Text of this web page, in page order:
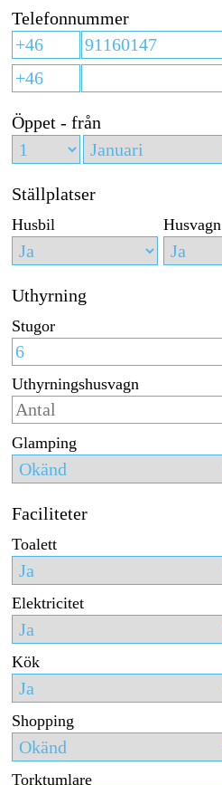
Telefonnummer
Öppet - från
Ställplatser
Husbil Husvagn
Uthyrning
Stugor
Uthyrningshusvagn
Glamping
Faciliteter
Toalett
Elektricitet
Kök
Shopping
Torktumlare